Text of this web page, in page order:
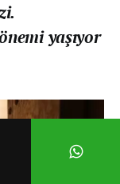
yaşıyor